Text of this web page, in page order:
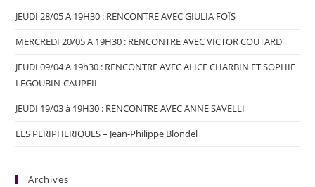
JEUDI 28/05 A 19H30 : RENCONTRE AVEC GIULIA FOÏS
MERCREDI 20/05 A 19H30 : RENCONTRE AVEC VICTOR COUTARD
JEUDI 09/04 A 19h30 : RENCONTRE AVEC ALICE CHARBIN ET SOPHIE
LEGOUBIN-CAUPEIL
JEUDI 19/03 à 19H30 : RENCONTRE AVEC ANNE SAVELLI
LES PERIPHERIQUES – Jean-Philippe Blondel
Archives